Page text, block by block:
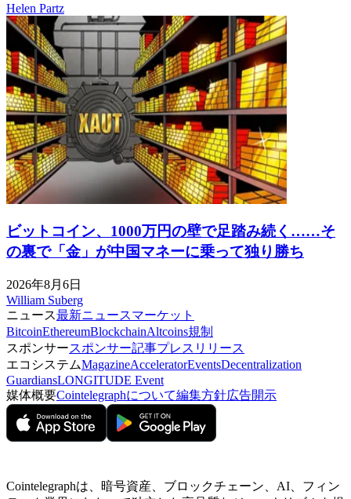
Helen Partz
ビットコイン、1000万円の壁で足踏み続く……そ
の裏で「金」が中国マネーに乗って独り勝ち
2026年8月6日
William Suberg
ニュース最新ニュースマーケット
BitcoinEthereumBlockchainAltcoins規制
スポンサースポンサー記事プレスリリース
エコシステムMagazineAcceleratorEventsDecentralization
GuardiansLONGITUDE Event
媒体概要Cointelegraphについて編集方針広告開示
Cointelegraphは、暗号資産、ブロックチェーン、AI、フィン